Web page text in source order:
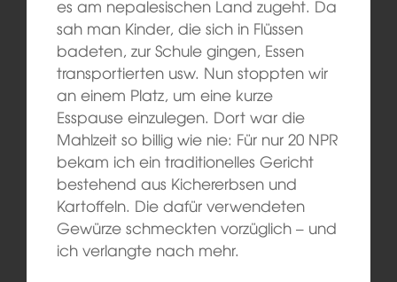
es am nepalesischenLand zugeht. Da
sah man Kinder, die sich in Flüssen
badeten, zur Schule gingen, Essen
transportierten usw. Nun stoppten wir
an einem Platz, um eine kurze
Esspause einzulegen. Dort war die
Mahlzeit so billig wie nie: Fürnur 20 NPR
bekam ich ein traditionelles Gericht
bestehend aus Kichererbsen und
Kartoffeln. Die dafür verwendeten
Gewürze schmeckten vorzüglich –und
ich verlangte nach mehr.